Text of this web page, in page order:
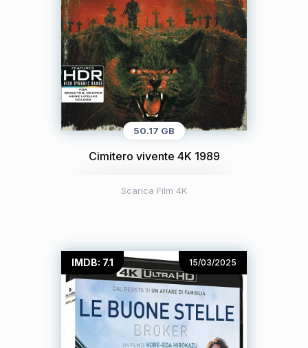
50.17 GB
Cimitero vivente 4K 1989
Scarica Film 4K
IMDB: 7.1 15/03/2025